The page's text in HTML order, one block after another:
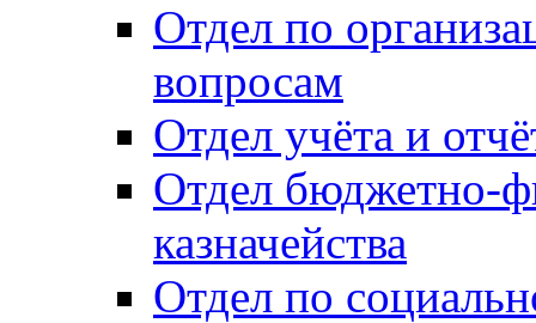
Отдел по
вопросам
Отдел учёта и
Отдел бюджетно-
казначейства
Отдел по